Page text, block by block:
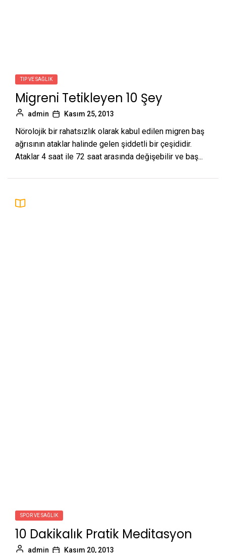
TIP VE SAĞLIK
Migreni Tetikleyen 10 Şey
admin Kasım 25, 2013
Nörolojik bir rahatsızlık olarak kabul edilen migren baş
ağrısının ataklar halinde gelen şiddetli bir çeşididir.
Ataklar 4 saat ile 72 saat arasında değişebilir ve baş...
SPOR VE SAĞLIK
10 Dakikalık Pratik Meditasyon
admin Kasım 20, 2013